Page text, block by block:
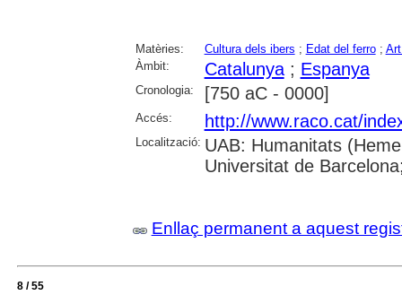
Matèries: Cultura dels ibers ; Edat del ferro;
Àmbit:
Catalunya; Espanya
Cronologia: [750 aC - 0000]
Accés: http://www.raco.cat/
Localització: UAB: Humanitats
Universitat de
Enllaç permanent a aquest
8 / 55